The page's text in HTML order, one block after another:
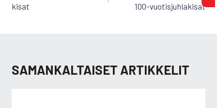
kisat
100-vuotisjuhlakisat
SAMANKALTAISET ARTIKKELIT